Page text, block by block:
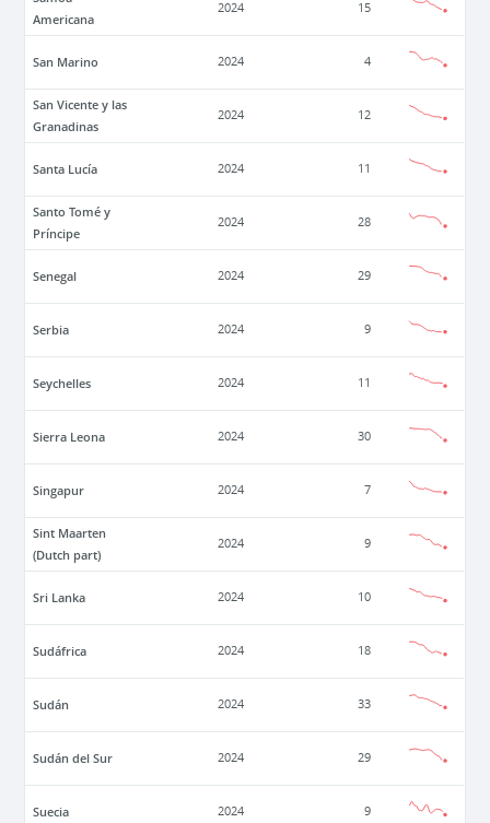
Americana
2024 15
San Marino 2024 4
San Vicente y las
Granadinas
2024 12
Santa Lucía 2024 11
Santo Tomé y
Príncipe
2024 28
Senegal 2024 29
Serbia 2024 9
Seychelles 2024 11
Sierra Leona 2024 30
Singapur 2024 7
Sint Maarten
(Dutch part)
2024 9
Sri Lanka 2024 10
Sudáfrica 2024 18
Sudán 2024 33
Sudán del Sur 2024 29
Suecia 2024 9